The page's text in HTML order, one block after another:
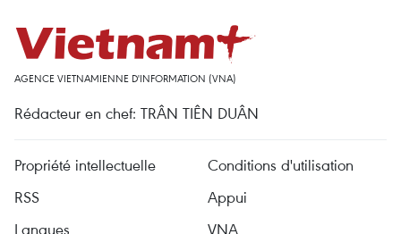
AGENCE VIETNAMIENNE D'INFORMATION (VNA)
Rédacteur en chef: TRÂN TIÊN DUÂN
Propriété intellectuelle
Conditions d'utilisation
RSS
Appui
Langues
VNA